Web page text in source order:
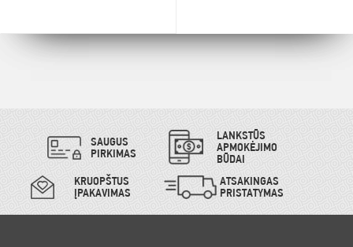
SAUGUS
PIRKIMAS
LANKSTŪS
APMOKĖJIMO
BŪDAI
KRUOPŠTUS
ĮPAKAVIMAS
ATSAKINGAS
PRISTATYMAS